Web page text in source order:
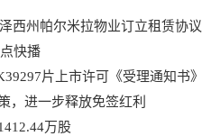
西州帕尔米拉物业订立租赁协议
快播
片上市许可《受理通知书》
，进一步释放免签红利
万股